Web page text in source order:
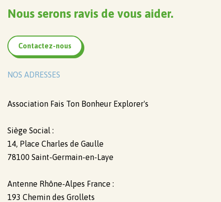
Nous serons ravis de vous aider.
Contactez-nous
NOS ADRESSES
Association Fais Ton Bonheur Explorer's
Siège Social :
14, Place Charles de Gaulle
78100 Saint-Germain-en-Laye
Antenne Rhône-Alpes France :
193 Chemin des Grollets